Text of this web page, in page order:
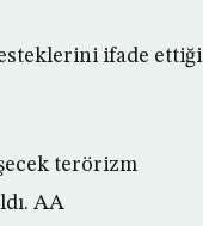
ifade ettiği
terörizm
AA